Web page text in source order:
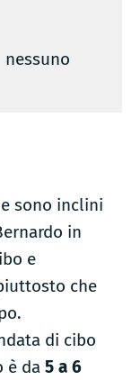
nessuno
sono inclini
in
e
che
di cibo
è da 5 a 6